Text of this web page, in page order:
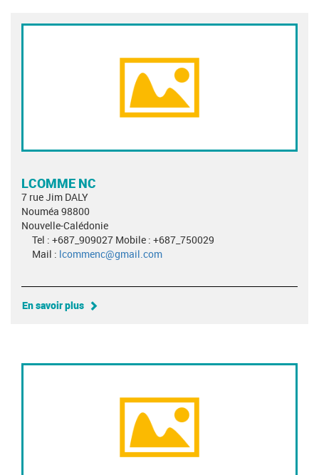
LCOMME NC
7 rue Jim DALY
Nouméa 98800
Nouvelle-Calédonie
Tel : +687_909027 Mobile : +687_750029
Mail : lcommenc@gmail.com
En savoir plus